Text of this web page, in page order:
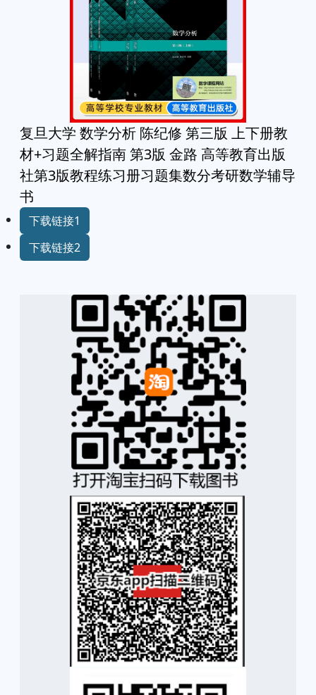
复旦大学 数学分析 陈纪修 第三版 上下册教
材+习题全解指南 第3版 金路 高等教育出版
社第3版教程练习册习题集数分考研数学辅导
书
下载链接1
下载链接2